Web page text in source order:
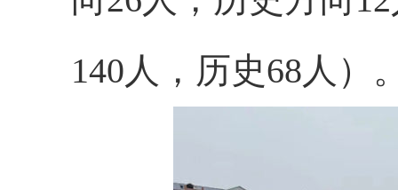
140人，历史68人）